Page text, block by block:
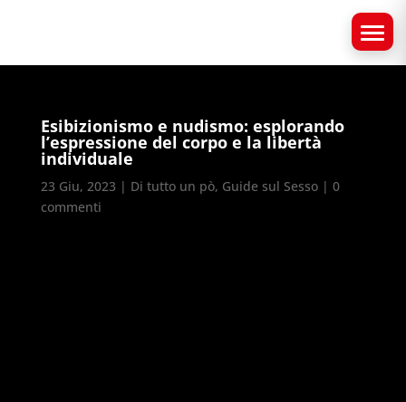
Esibizionismo e nudismo: esplorando
l’espressione del corpo e la libertà
individuale
23 Giu, 2023 | Di tutto un pò, Guide sul Sesso| 0
commenti